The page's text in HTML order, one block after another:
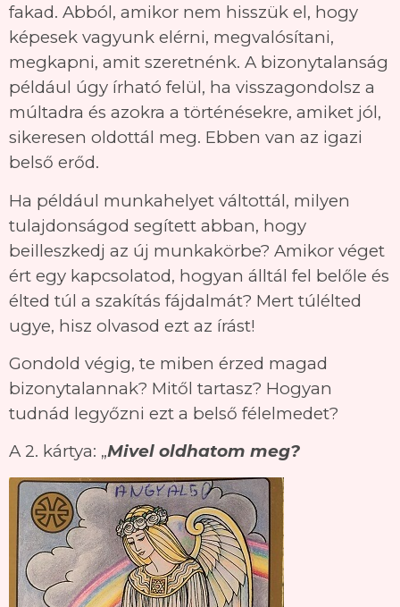
fakad. Abból, amikor nem hisszük el, hogy
képesek vagyunk elérni, megvalósítani,
megkapni, amit szeretnénk. A bizonytalanság
például úgy írható felül, ha visszagondolsz a
múltadra és azokra a történésekre, amiket jól,
sikeresen oldottál meg. Ebben van az igazi
belső erőd.
Ha például munkahelyet váltottál, milyen
tulajdonságod segített abban, hogy
beilleszkedj az új munkakörbe? Amikor véget
ért egy kapcsolatod, hogyan álltál fel belőle és
élted túl a szakítás fájdalmát? Mert túlélted
ugye, hisz olvasod ezt az írást!
Gondold végig, te miben érzed magad
bizonytalannak? Mitől tartasz? Hogyan
tudnád legyőzni ezt a belső félelmedet?
A 2. kártya: „Mivel oldhatom meg?